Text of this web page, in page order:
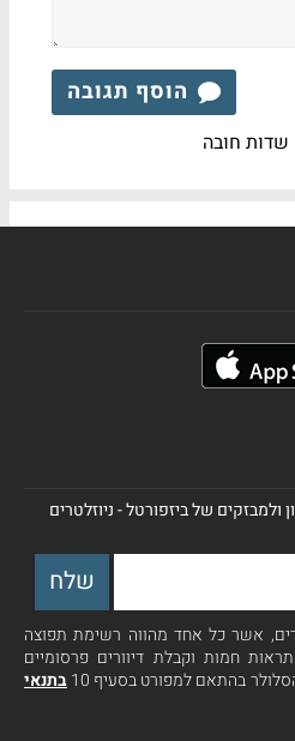
הוסף תגובה
חובה
של ביזפורטל - ניוזלטרים
אשר כל אחד מהווה רשימת תפוצה
חמות וקבלת דיוורים פרסומיים
בהתאם למפורט בסעיף 10
בתנאי